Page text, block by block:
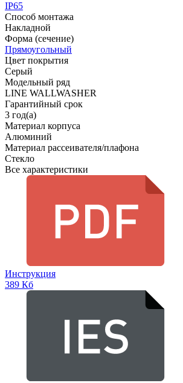
IP65
Способ монтажа
Накладной
Форма (сечение)
Прямоугольный
Цвет покрытия
Серый
Модельный ряд
LINE WALLWASHER
Гарантийный срок
3 год(а)
Материал корпуса
Алюминий
Материал рассеивателя/плафона
Стекло
Все характеристики
Инструкция
389 Кб